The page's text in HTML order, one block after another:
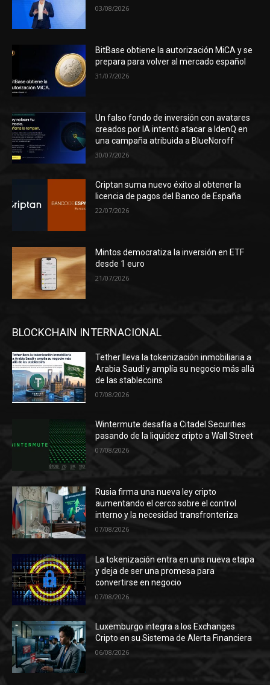
03/08/2026
BitBase obtiene la autorización MiCA y se
prepara para volver al mercado español
31/07/2026
Un falso fondo de inversión con avatares
creados por IA intentó atacar a IdenQ en
una campaña atribuida a BlueNoroff
30/07/2026
Criptan suma nuevo éxito al obtener la
licencia de pagos del Banco de España
22/07/2026
Mintos democratiza la inversión en ETF
desde 1 euro
21/07/2026
BLOCKCHAIN INTERNACIONAL
Tether lleva la tokenización inmobiliaria a
Arabia Saudí y amplía su negocio más allá
de las stablecoins
07/08/2026
Wintermute desafía a Citadel Securities
pasando de la liquidez cripto a Wall Street
07/08/2026
Rusia firma una nueva ley cripto
aumentando el cerco sobre el control
interno y la necesidad transfronteriza
07/08/2026
La tokenización entra en una nueva etapa
y deja de ser una promesa para
convertirse en negocio
07/08/2026
Luxemburgo integra a los Exchanges
Cripto en su Sistema de Alerta Financiera
06/08/2026